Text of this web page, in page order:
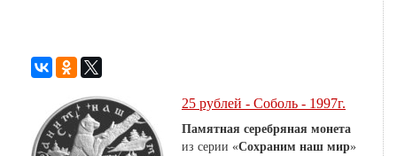
25 рублей - Соболь - 1997г.
Памятная серебряная монета
из серии «Сохраним наш мир»